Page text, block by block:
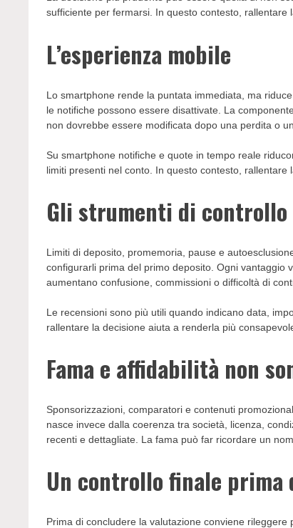
sufficiente per fermarsi. In questo contesto,
L’esperienza mobile
Lo smartphone rende la puntata immediata, ma
le notifiche possono essere disattivate. La
non dovrebbe essere modificata dopo una perdita o
Su smartphone notifiche e quote in tempo reale
limiti presenti nel conto. In questo contesto,
Gli strumenti di controllo
Limiti di deposito, promemoria, pause e
configurarli prima del primo deposito. Ogni vantaggio
aumentano confusione, commissioni o difficoltà di
Le recensioni sono più utili quando indicano data,
rallentare la decisione aiuta a renderla più
Fama e affidabilità non
Sponsorizzazioni, comparatori e contenuti
nasce invece dalla coerenza tra società, licenza,
recenti e dettagliate. La fama può far ricordare un
Un controllo finale prima
Prima di concludere la valutazione conviene